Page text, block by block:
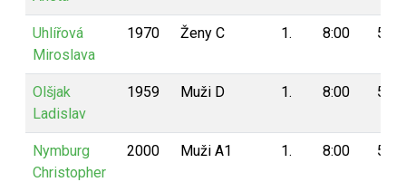
Uhlířová
Miroslava
1970 Ženy C 1. 8:00 5
Olšjak
Ladislav
1959 Muži D 1. 8:00 5
Nymburg
Christopher
2000 Muži A1 1. 8:00 5